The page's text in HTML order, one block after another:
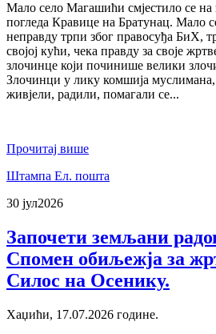
Мало село Магашићи смјестило се на
погледа Кравице на Братунац. Мало
неправду трпи због правосуђа БиХ,
својој кући, чека правду за своје
злочинце који починише велики
Злочинци у лику комшија муслимана,
живјели, радили, помагали се...
Прочитај више
Штампа Ел. пошта
30 јул2026
Започети земљани
Спомен обиљежја за
Силос на Осенику.
Хаџићи, 17.07.2026 године.